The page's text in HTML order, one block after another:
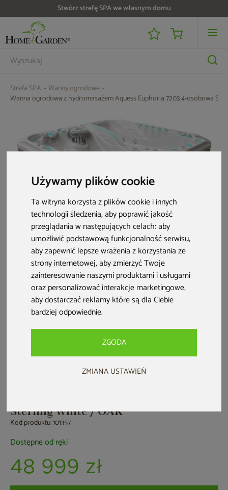
Używamy plików cookie
Ta witryna korzysta z plików cookie i innych
technologii śledzenia, aby poprawić jakość
przeglądania w następujących celach:aby
umożliwić podstawową funkcjonalność serwisu,
aby zapewnić lepsze wrażenia z korzystania ze
strony internetowej,aby zmierzyć Twoje
zainteresowanie naszymi produktami i usługami
oraz personalizować interakcje marketingowe,
aby dostarczać reklamy które są dla Ciebie
bardziej odpowiednie.
ZGODA
ZMIANA USTAWIEŃ
Do 25 000 zł zwrotu na kartę i raty RRSO 0%
Strefa SPA
Wanny ogrodowe
Wanna ogrodowa z hydromasażem Aquess Euphoria 7203 4-osobowa
Sterling White / OAK
Kod produktu: 101357
Dostępne od ręki
48 999 zł